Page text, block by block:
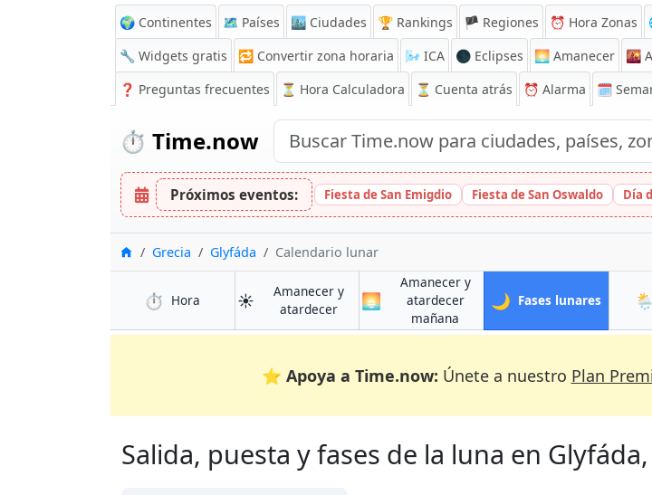
🌍 Continentes 🗺️ Países 🏙️ Ciudades 🏆 Rankings 🏴 Regiones ⏰ Hora Zonas
🔧 Widgets gratis
🔁 Convertir zona horaria 🌬️ ICA 🌑 Eclipses 🌅 Amanecer 🌇
❓ Preguntas frecuentes ⏳ Hora Calculadora ⏳ Cuenta atrás ⏰ Alarma 🗓️
⏱️ Time.now
Próximos eventos: Fiesta de San Emigdio Fiesta de San Oswaldo Día
InicioGrecia Glyfáda Calendario lunar
⏱️ Hora en Glyfáda
☀️
Amanecer y
atardeceren Glyfáda
🌅
Amanecer y
atardecer
mañana
🌙 Fases lunaresen 🌦️
⭐ Apoya a Time.now: Únete a nuestro Plan
Salida, puesta y fases de la luna en